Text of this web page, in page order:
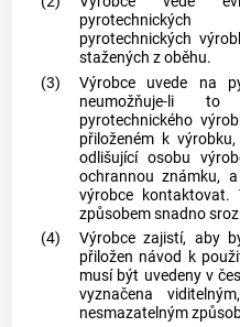
pyrotechnických
pyrotechnických
stažených z oběhu.
(3)
Výrobceuvede na
neumožňuje-li
pyrotechnického
přiloženém k
odlišující osobu
ochrannou známku,
výrobcekontaktovat.
způsobem snadno
(4)
Výrobcezajistí, aby
přiložen návod k
musí být uvedeny v
vyznačena
nesmazatelným